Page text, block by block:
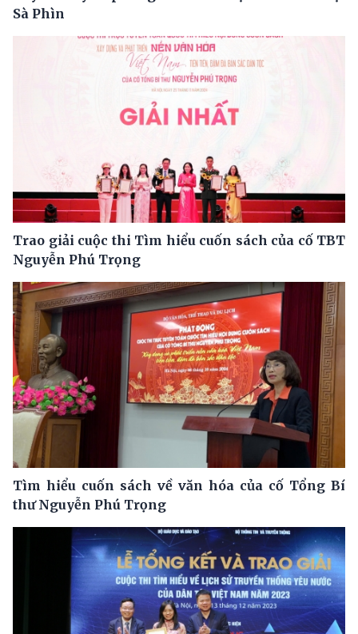
Sà Phìn
Trao giải cuộc thi Tìm hiểu cuốn sách của cố TBT
Nguyễn Phú Trọng
Tìm hiểu cuốn sách về văn hóa của cố Tổng Bí
thư Nguyễn Phú Trọng